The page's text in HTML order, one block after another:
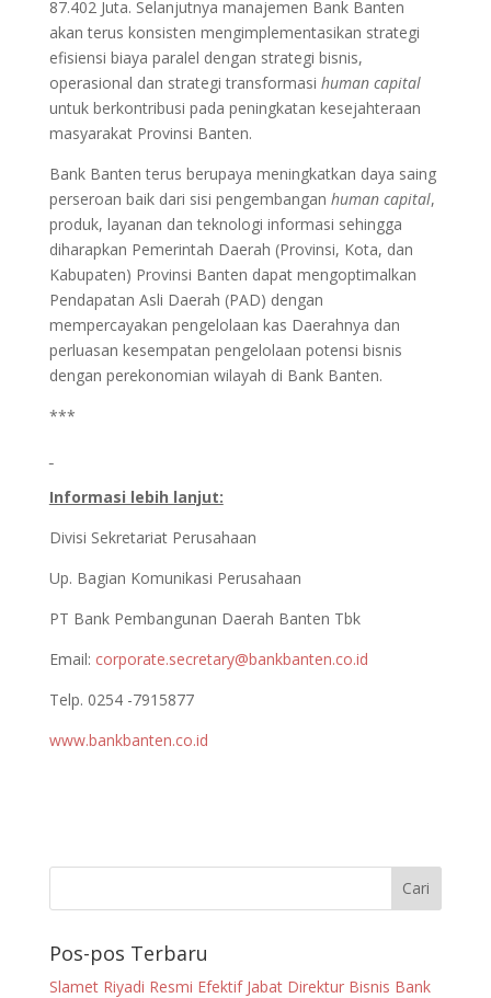
87.402 Juta. Selanjutnya manajemen Bank Banten
akan terus konsisten mengimplementasikan strategi
efisiensi biaya paralel dengan strategi bisnis,
operasional dan strategi transformasi human capital
untuk berkontribusi pada peningkatan kesejahteraan
masyarakat Provinsi Banten.
Bank Banten terus berupaya meningkatkan daya saing
perseroan baik dari sisi pengembangan human capital,
produk, layanan dan teknologi informasi sehingga
diharapkan Pemerintah Daerah (Provinsi, Kota, dan
Kabupaten) Provinsi Banten dapat mengoptimalkan
Pendapatan Asli Daerah (PAD) dengan
mempercayakan pengelolaan kas Daerahnya dan
perluasan kesempatan pengelolaan potensi bisnis
dengan perekonomian wilayah di Bank Banten.
***
Informasi lebih lanjut:
Divisi Sekretariat Perusahaan
Up. Bagian Komunikasi Perusahaan
PT Bank Pembangunan Daerah Banten Tbk
Email: corporate.secretary@bankbanten.co.id
Telp. 0254 -7915877
www.bankbanten.co.id
Pos-pos Terbaru
Slamet Riyadi Resmi Efektif Jabat Direktur Bisnis Bank